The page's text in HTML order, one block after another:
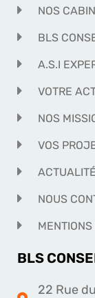
NOS
BLS
A.S.I
VOTRE
NOS
VOS
NOUS
BLS
22 Rue